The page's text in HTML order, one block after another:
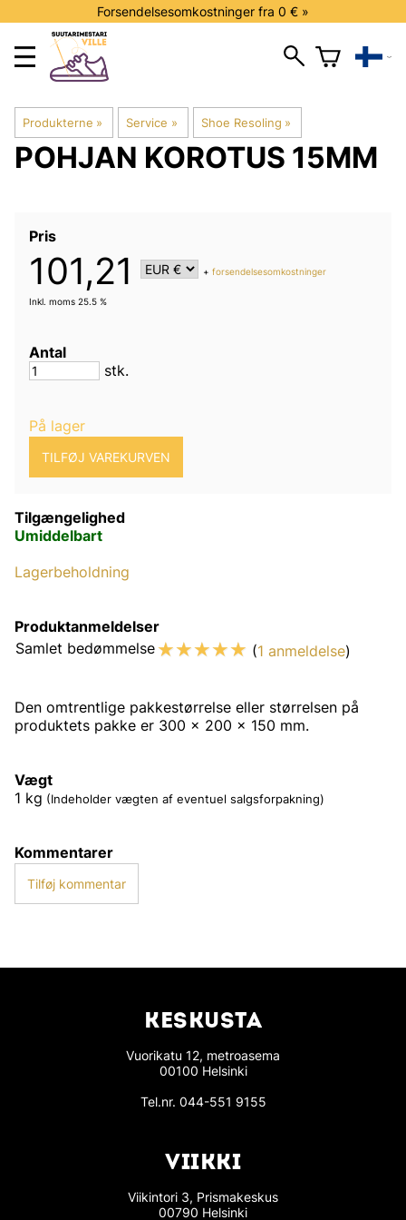
Forsendelsesomkostninger fra 0 € »
Produkterne ‪» Service ‪» Shoe Resoling ‪»
POHJAN KOROTUS 15MM
Pris
101,21 +forsendelsesomkostninger
Inkl. moms 25.5 %
Antal
stk.
På lager
Tilgængelighed
Umiddelbart
Lagerbeholdning
Produktanmeldelser
Samlet bedømmelse☆☆☆☆☆ (1 anmeldelse)
Den omtrentlige pakkestørrelse eller størrelsen på
produktets pakke er 300 x 200 x 150 mm.
Vægt
1 kg (Indeholder vægten af eventuel salgsforpakning)
Kommentarer
Tilføj kommentar
KESKUSTA
Vuorikatu 12, metroasema
00100 Helsinki
Tel.nr. 044-551 9155
VIIKKI
Viikintori 3, Prismakeskus
00790 Helsinki